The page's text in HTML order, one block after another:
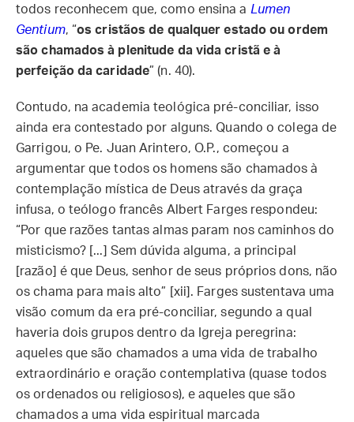
todos reconhecem que, como ensina a Lumen
Gentium, “os cristãos de qualquer estado ou ordem
são chamados à plenitude da vida cristã e à
perfeição da caridade” (n. 40).
Contudo, na academia teológica pré-conciliar, isso
ainda era contestado por alguns. Quando o colega de
Garrigou, o Pe. Juan Arintero, O.P., começou a
argumentar que todos os homens são chamados à
contemplação mística de Deus através da graça
infusa, o teólogo francês Albert Farges respondeu:
“Por que razões tantas almas param nos caminhos do
misticismo? [...] Sem dúvida alguma, a principal
[razão] é que Deus, senhor de seus próprios dons, não
os chama para mais alto” [xii]. Farges sustentava uma
visão comum da era pré-conciliar, segundo a qual
haveria dois grupos dentro da Igreja peregrina:
aqueles que são chamados a uma vida de trabalho
extraordinário e oração contemplativa (quase todos
os ordenados ou religiosos), e aqueles que são
chamados a uma vida espiritual marcada